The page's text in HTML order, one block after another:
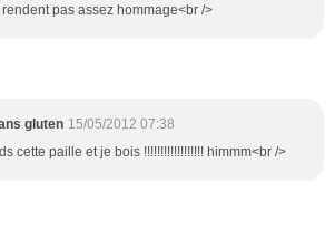
pas assez hommage<br />
gluten 15/05/2012 07:38
cette paille et je bois !!!!!!!!!!!!!!!!!! himmm<br />